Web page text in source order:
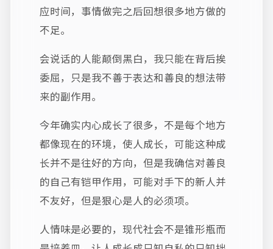
应时间，事情做完之后回想很多地方做的
不足。
会说话的人能颠倒黑白，我只能在背后挨
委屈，只是我不善于表达和善良的想法带
来的副作用。
今年确实内心成长了很多，不是每个地方
都像现在的环境，使人成长，可能这种成
长并不是往好的方向，但是我确信对善良
的自己有铠甲作用，可能对手下的新人并
不友好，但是狠心是人的必须项。
人情味是必要的，现代社会不是锥形瓶而